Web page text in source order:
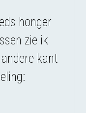
honger
zie ik
kant